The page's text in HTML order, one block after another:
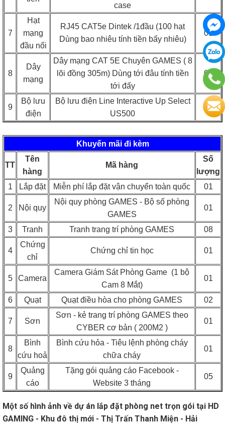
case
7
Hạt
mạng
đầu nối
RJ45 CAT5e Dintek /1đầu (100 hạt
Dùng bao nhiêu tính tiền bấy nhiêu)
01
8
Dây
mạng
Dây mạng CAT 5E Chuyên GAMES ( 8
lõi đồng 305m) Dùng tới đâu tính tiền
tới đấy
01
9
Bộ lưu
điện
Bộ lưu điện Line Interactive Up Select
US500
02
Khuyến mãi đi kèm
TT
Tên
hàng
Mã hàng
Số
lượng
1
Lắp đặt Miễn phí lắp đặt vận chuyển toàn quốc 01
2 Nội quy
Nội quy phòng GAMES - Bộ số phòng
GAMES
01
3 Tranh Tranh trang trí phòng GAMES 08
4
Chứng
chỉ
Chứng chỉ tin học 01
5 Camera
Camera Giám Sát Phòng Game (1 bộ
Cam 8 Mắt)
01
6 Quạt Quạt điều hòa cho phòng GAMES 02
7 Sơn
Sơn - kẻ trang trí phòng GAMES theo
CYBER cơ bản ( 200M2 )
01
8
Bình
cứu hoả
Bình cứu hỏa - Tiêu lệnh phòng cháy
chữa cháy
01
9
Quảng
cáo
Tặng gói quảng cáo Facebook -
Website 3 tháng
05
Một số hình ảnh về dự án lắp đặt phòng net trọn gói tại HD
GAMING - Khu đô thị mới - Thị Trấn Thanh Miện - Hải